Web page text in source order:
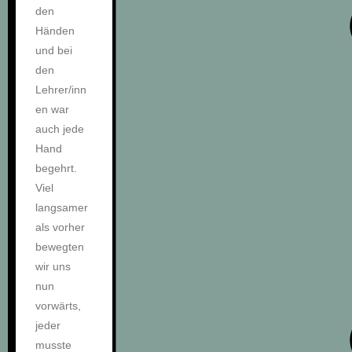
den
Händen
und bei
den
Lehrer/inn
en war
auch jede
Hand
begehrt.
Viel
langsamer
als vorher
bewegten
wir uns
nun
vorwärts,
jeder
musste